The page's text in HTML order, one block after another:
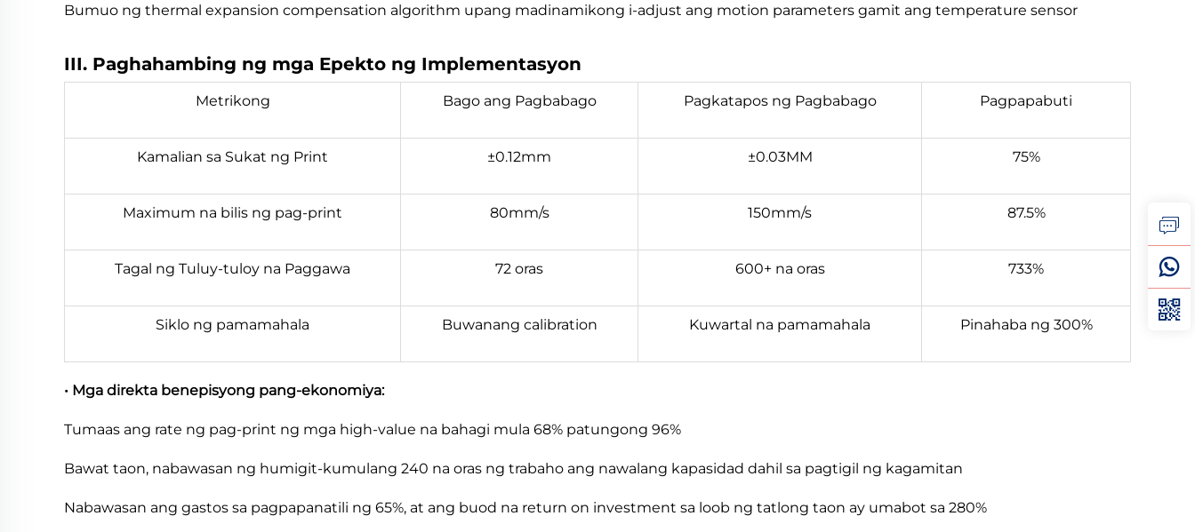
Bumuo ng thermal expansion compensation algorithm upang madinamikong i-adjust ang motion parameters gamit ang temperature sensor
III. Paghahambing ng mga Epekto ng Implementasyon
Metrikong Bago ang Pagbabago Pagkatapos ng Pagbabago Pagpapabuti
Kamalian sa Sukat ng Print ±0.12mm ±0.03MM 75%
Maximum na bilis ng pag-print 80mm/s 150mm/s 87.5%
Tagal ng Tuluy-tuloy na Paggawa 72 oras 600+ na oras 733%
Siklo ng pamamahala Buwanang calibration Kuwartal na pamamahala Pinahaba ng 300%
• Mga direkta benepisyong pang-ekonomiya:
Tumaas ang rate ng pag-print ng mga high-value na bahagi mula 68% patungong 96%
Bawat taon, nabawasan ng humigit-kumulang 240 na oras ng trabaho ang nawalang kapasidad dahil sa pagtigil ng kagamitan
Nabawasan ang gastos sa pagpapanatili ng 65%, at ang buod na return on investment sa loob ng tatlong taon ay umabot sa 280%